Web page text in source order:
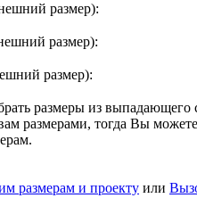
размер):
размер):
размер):
размеры из выпадающего
размерами, тогда Вы
размерам и проекту или